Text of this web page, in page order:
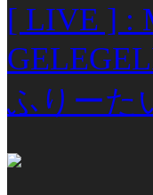
[ LIVE ] :
ふりーた